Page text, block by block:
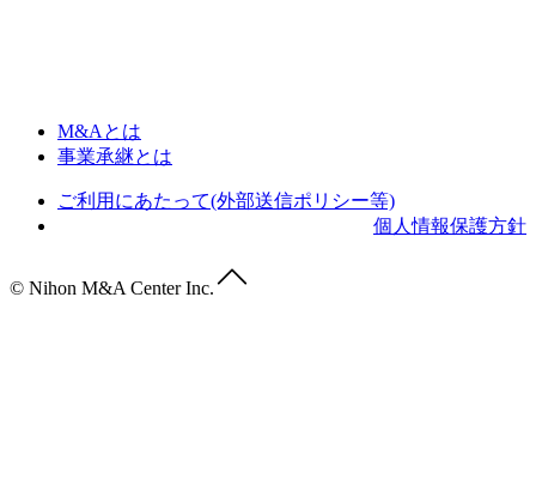
M&Aとは
事業承継とは
ご利用にあたって(外部送信ポリシー等)
個人情報保護方針
© Nihon M&A Center Inc.